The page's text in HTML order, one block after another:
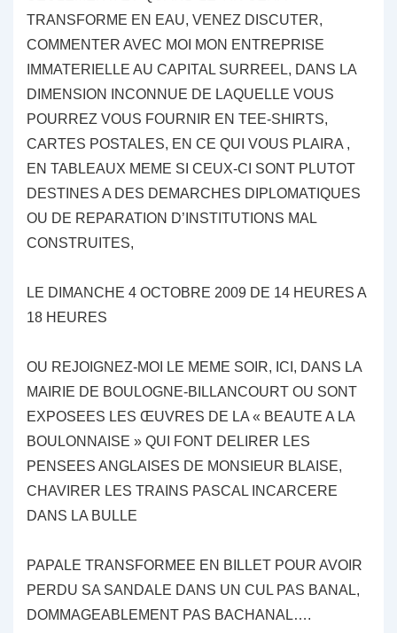
TRANSFORME EN EAU, VENEZ DISCUTER,
COMMENTER AVEC MOI MON ENTREPRISE
IMMATERIELLE AU CAPITAL SURREEL, DANS LA
DIMENSION INCONNUE DE LAQUELLE VOUS
POURREZ VOUS FOURNIR EN TEE-SHIRTS,
CARTES POSTALES, EN CE QUI VOUS PLAIRA ,
EN TABLEAUX MEME SI CEUX-CI SONT PLUTOT
DESTINES A DES DEMARCHES DIPLOMATIQUES
OU DE REPARATION D’INSTITUTIONS MAL
CONSTRUITES,
LE DIMANCHE 4 OCTOBRE 2009 DE 14 HEURES A
18 HEURES
OU REJOIGNEZ-MOI LE MEME SOIR, ICI, DANS LA
MAIRIE DE BOULOGNE-BILLANCOURT OU SONT
EXPOSEES LES ŒUVRES DE LA « BEAUTE A LA
BOULONNAISE » QUI FONT DELIRER LES
PENSEES ANGLAISES DE MONSIEUR BLAISE,
CHAVIRER LES TRAINS PASCAL INCARCERE
DANS LA BULLE
PAPALE TRANSFORMEE EN BILLET POUR AVOIR
PERDU SA SANDALE DANS UN CUL PAS BANAL,
DOMMAGEABLEMENT PAS BACHANAL….